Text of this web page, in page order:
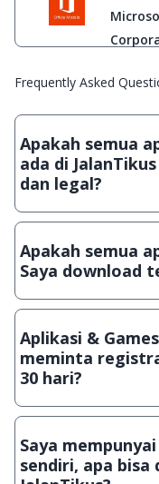
Frequently Asked
Apakah semua
ada di
dan legal?
Ya, JalanTikus hanya
crack, patch atau
Apakah semua
Saya download
Ya, JalanTikus selalu
suatu aplikasi atau
terbebas dari virus.
Aplikasi &
meminta
30 hari?
Meskipun dibagikan
hanya bisa digunakan
ingin lanjut
Saya
sendiri, apa